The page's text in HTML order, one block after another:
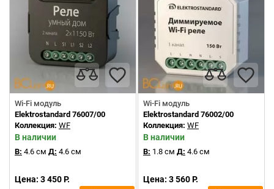
Wi-Fi модуль
Elektrostandard 76007/00
Коллекция: WF
В наличии
В: 4.6 см Д: 4.6 см
Цена: 3 450 Р.
Wi-Fi модуль
Elektrostandard 76002/00
Коллекция: WF
В наличии
В: 1.8 см Д: 4.6 см
Цена: 3 560 Р.